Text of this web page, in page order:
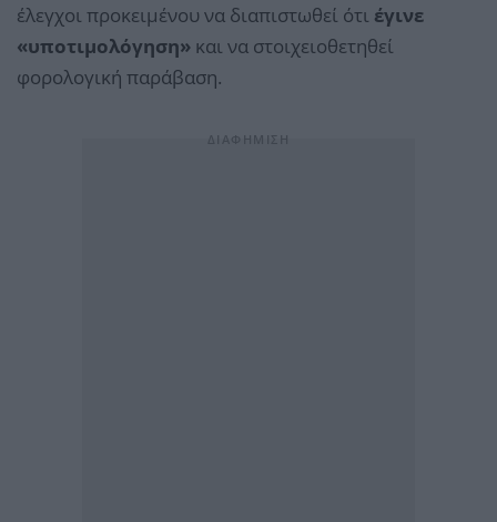
έλεγχοι προκειμένου να διαπιστωθεί ότι έγινε
«υποτιμολόγηση» και να στοιχειοθετηθεί
φορολογική παράβαση.